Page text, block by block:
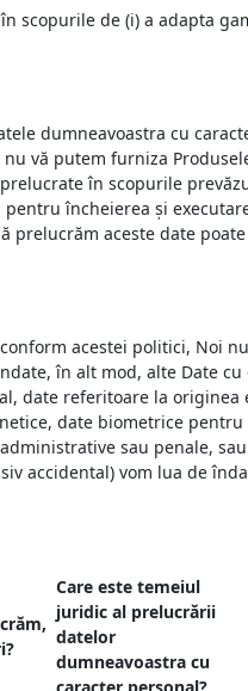
scopurile de (i) a adapta
dumneavoastra cu
vă putem furniza
în scopurile
încheierea și
prelucrăm aceste date
acestei politici, Noi
în alt mod, alte Date
date referitoare la
date biometrice
sau penale,
accidental) vom lua de
Care este temeiul
juridic al prelucrării
datelor
dumneavoastra cu